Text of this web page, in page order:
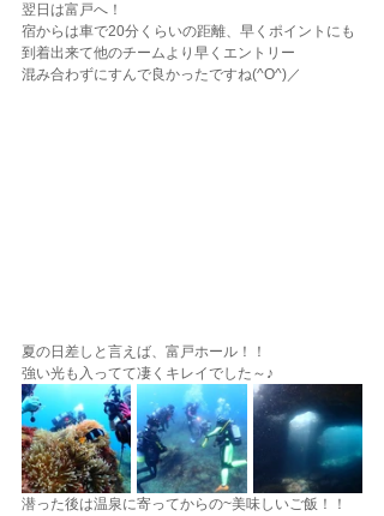
翌日は富戸へ！
宿からは車で20分くらいの距離、早くポイントにも
到着出来て他のチームより早くエントリー
混み合わずにすんで良かったですね(^O^)／
夏の日差しと言えば、富戸ホール！！
強い光も入ってて凄くキレイでした～♪
潜った後は温泉に寄ってからの~美味しいご飯！！